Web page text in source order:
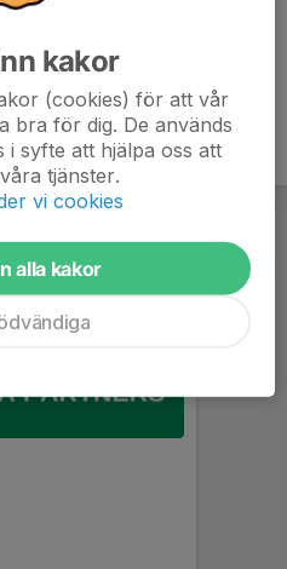
kakor
(cookies) för att vår
bra för dig. De används
syfte att hjälpa oss att
tjänster.
vi cookies
alla kakor